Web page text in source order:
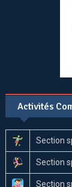
Activités
Section
Section
Section